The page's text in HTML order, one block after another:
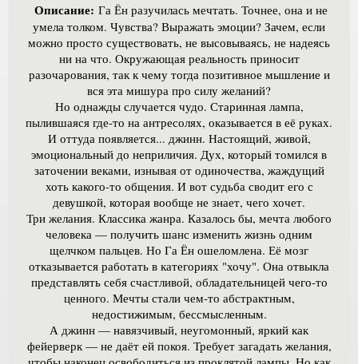
Описание: Га Ён разучилась мечтать. Точнее, она и не
умела толком. Чувства? Выражать эмоции? Зачем, если
можно просто существовать, не высовываясь, не надеясь
ни на что. Окружающая реальность приносит
разочарования, так к чему тогда позитивное мышление и
вся эта мишура про силу желаний?
Но однажды случается чудо. Старинная лампа,
пылившаяся где-то на антресолях, оказывается в её руках.
И оттуда появляется... джинн. Настоящий, живой,
эмоциональный до неприличия. Дух, который томился в
заточении веками, изнывая от одиночества, жаждущий
хоть какого-то общения. И вот судьба сводит его с
девушкой, которая вообще не знает, чего хочет.
Три желания. Классика жанра. Казалось бы, мечта любого
человека — получить шанс изменить жизнь одним
щелчком пальцев. Но Га Ён ошеломлена. Её мозг
отказывается работать в категориях "хочу". Она отвыкла
представлять себя счастливой, обладательницей чего-то
ценного. Мечты стали чем-то абстрактным,
недостижимым, бессмысленным.
А джинн — навязчивый, неугомонный, яркий как
фейерверк — не даёт ей покоя. Требует загадать желания,